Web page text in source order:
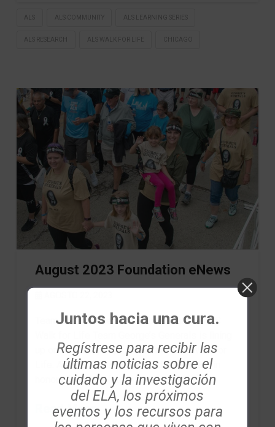
ALS ALS COMMUNITY ALS LEARNING SERIES
ALS RESEARCH ALS WALK FOR LIFE CHICAGO
August 2023 Foundation eNews
Team George’s Generals: Join us at the ALS
up on Saturday, Sept. 23 for the ALS Walk for
Life. Alyssa Poniatowski leads this team in
honor of her late father George, who …
Read More
Juntos hacia una cura.
Regístrese para recibir las
últimas noticias sobre el
cuidado y la investigación
del ELA, los próximos
eventos y los recursos para